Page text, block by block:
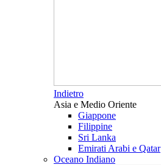
Indietro
Asia e Medio Oriente
Giappone
Filippine
Sri Lanka
Emirati Arabi e Qatar
Oceano Indiano